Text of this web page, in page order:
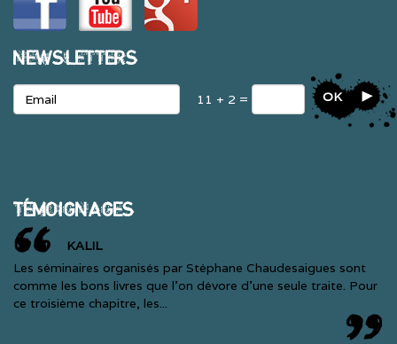
NEWSLETTERS
11 + 2 = OK
TÉMOIGNAGES
KALIL
Les séminaires organisés par Stéphane Chaudesaigues sont
comme les bons livres que l'on dévore d'une seule traite. Pour
ce troisième chapitre, les...